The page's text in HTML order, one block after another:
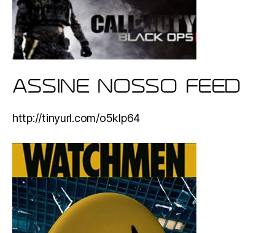
ASSINE NOSSO FEED
http://tinyurl.com/o5klp64